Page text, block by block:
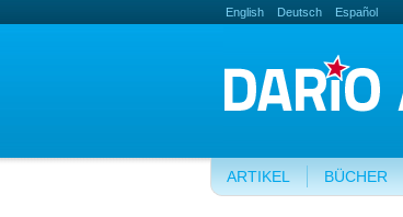
English Deutsch Español
ARTIKEL BÜCHER